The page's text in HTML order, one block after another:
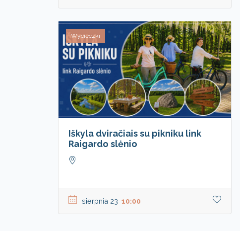
Wycieczki
Iškyla dviračiais su pikniku link
Raigardo slėnio
sierpnia 23 10:00